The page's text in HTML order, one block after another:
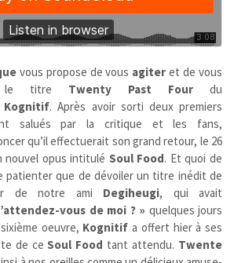
vous propose de vous agiter et de vous
le titre Twenty Past Four du
Kognitif. Après avoir sorti deux premiers
salués par la critique et les fans,
qu’il effectuerait son grand retour, le 26
nouvel opus intitulé Soul Food. Et quoi de
patienter que de dévoiler un titre inédit de
de notre ami Degiheugi, qui avait
vous de moi ? » quelques jours
oeuvre, Kognitif a offert hier à ses
de ceSoul Food tant attendu. Twente